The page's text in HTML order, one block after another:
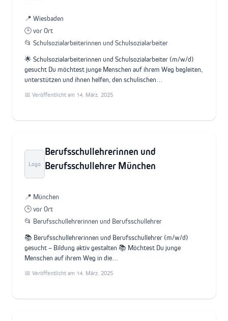
📍 Wiesbaden
🕒 vor Ort
📂 Schulsozialarbeiterinnen und Schulsozialarbeiter
🌟 Schulsozialarbeiterinnen und Schulsozialarbeiter (m/w/d)
gesucht Du möchtest junge Menschen auf ihrem Weg begleiten,
unterstützen und ihnen helfen, den schulischen…
📅 Veröffentlicht am 14. März. 2025
Logo
Berufsschullehrerinnen und
Berufsschullehrer München
📍 München
🕒 vor Ort
📂 Berufsschullehrerinnen und Berufsschullehrer
📚 Berufsschullehrerinnen und Berufsschullehrer (m/w/d)
gesucht – Bildung aktiv gestalten 📚 Möchtest Du junge
Menschen auf ihrem Weg in die…
📅 Veröffentlicht am 14. März. 2025